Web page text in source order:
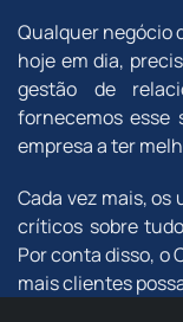
Qualquer negócio
hoje em dia,
gestão de
fornecemos esse
empresa a ter
Cada vez mais,
críticos sobre
Por conta disso, o
mais clientes